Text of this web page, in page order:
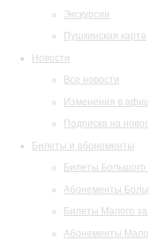
Экскурсии
Пушкинская карта
Новости
Все новости
Изменения в
Подписка на
Билеты и абонементы
Билеты Большого
Абонементы
Билеты Малого
Абонементы